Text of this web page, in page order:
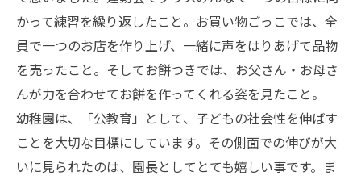
かって練習を繰り返したこと。お買い物ごっこでは、全
員で一つのお店を作り上げ、一緒に声をはりあげて品物
を売ったこと。そしてお餅つきでは、お父さん・お母さ
んが力を合わせてお餅を作ってくれる姿を見たこと。
幼稚園は、「公教育」として、子どもの社会性を伸ばす
ことを大切な目標にしています。その側面での伸びが大
いに見られたのは、園長としてとても嬉しい事です。ま